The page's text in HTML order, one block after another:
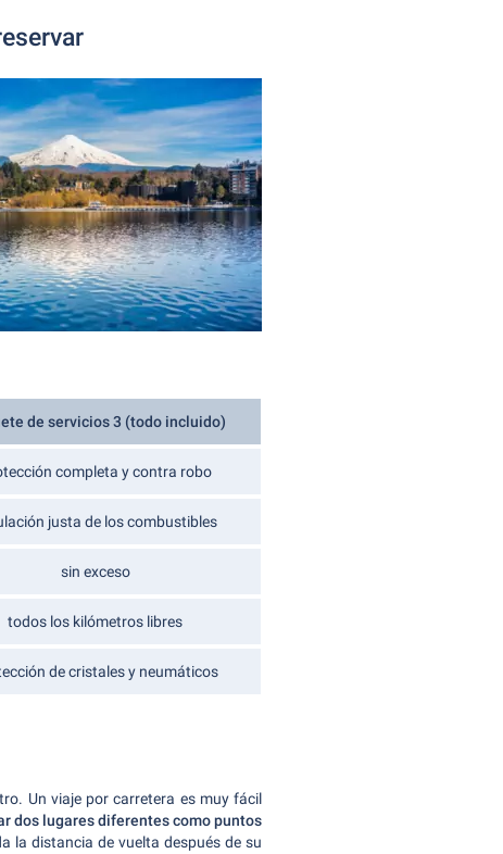
de servicios 3 (todo incluido)
completa y contra robo
justa de los combustibles
sin exceso
todos los kilómetros libres
de cristales y neumáticos
Un viaje por carretera es muy fácil
dos lugares diferentes como puntos
la distancia de vuelta después de su